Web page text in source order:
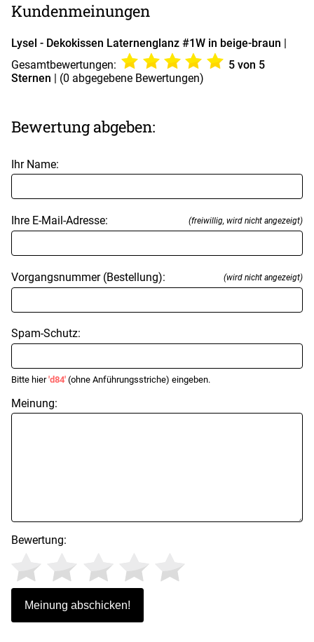
Kundenmeinungen
Lysel - Dekokissen Laternenglanz #1W in beige-braun
Gesamtbewertungen:
5von 5
Sternen
| (0 abgegebene Bewertungen)
Bewertung abgeben:
Ihr Name:
Ihre E-Mail-Adresse: (freiwillig, wird nicht angezeigt)
Vorgangsnummer (Bestellung): (wird nicht angezeigt)
Spam-Schutz:
Bitte hier'd84' (ohne Anführungsstriche) eingeben.
Meinung:
Bewertung: